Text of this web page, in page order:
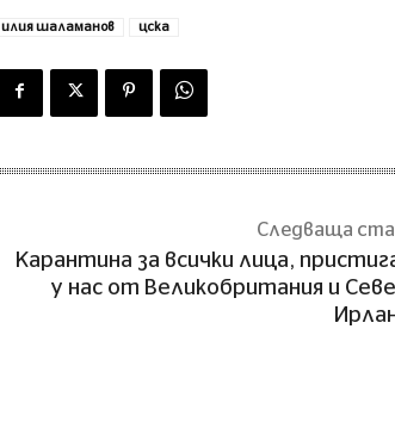
илия шаламанов цска
Следваща
Карантина за всички лица,
у нас от Великобритания и